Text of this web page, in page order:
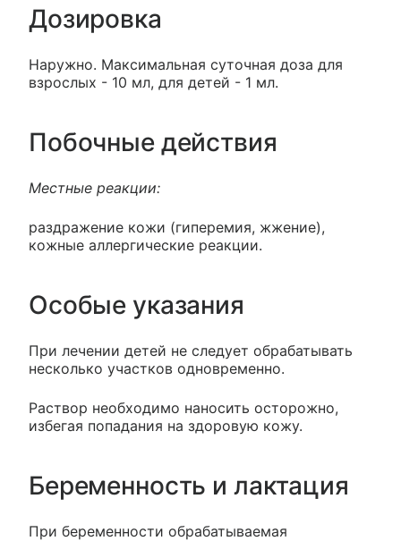
Дозировка
Наружно. Максимальная суточная доза для
взрослых - 10 мл, для детей - 1 мл.
Побочные действия
Местные реакции:
раздражение кожи (гиперемия, жжение),
кожные аллергические реакции.
Особые указания
При лечении детей не следует обрабатывать
несколько участков одновременно.
Раствор необходимо наносить осторожно,
избегая попадания на здоровую кожу.
Беременность и лактация
При беременности обрабатываемая